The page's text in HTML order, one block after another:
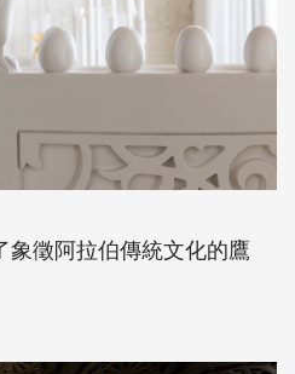
徵阿拉伯傳統文化的鷹